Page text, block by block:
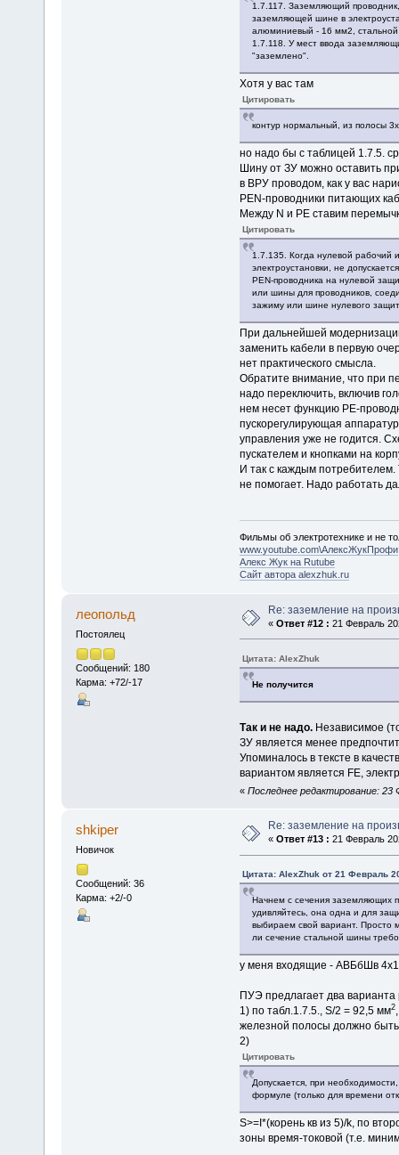
1.7.117. Заземляющий
заземляющей шине в
алюминиевый - 16 мм2,
1.7.118. У мест ввода
"заземлено".
Хотя у вас там
Цитировать
контур нормальный, из полосы
но надо бы с таблицей 1.7.5.
Шину от ЗУ можно оставить
в ВРУ проводом, как у вас
PEN-проводники питающих
Между N и РЕ ставим
Цитировать
1.7.135. Когда нулевой рабочий
электроустановки, не
PEN-проводника на нулевой
или шины для проводников,
зажиму или шине нулевого
При дальнейшей
заменить кабели в первую
нет практического смысла.
Обратите внимание, что при
надо переключить, включив
нем несет функцию РЕ-
пускорегулирующая
управления уже не годится.
пускателем и кнопками на
И так с каждым
не помогает. Надо работать
Фильмы об электротехнике и не
www.youtube.com\АлексЖукПрофи
Алекс Жук на Rutube
Сайт автора alexzhuk.ru
леопольд
Постоялец
Сообщений: 180
Карма: +72/-17
Re: заземление на
« Ответ #12 : 21 Февраль
Цитата: AlexZhuk
Не получится
Так и не надо.Независимое
ЗУ является менее
Упоминалось в тексте в
вариантом является FE,
« Последнее редактирование: 23
shkiper
Новичок
Сообщений: 36
Карма: +2/-0
Re: заземление на
« Ответ #13 : 21 Февраль
Цитата: AlexZhuk от 21 Февраль
Начнем с сечения заземляющих
удивляйтесь, она одна и для
выбираем свой вариант. Просто
ли сечение стальной шины
у меня входящие - АВБбШв
ПУЭ предлагает два варианта
1) по табл.1.7.5., S/2 = 92,5 мм2
железной полосы должно
2)
Цитировать
Допускается, при
формуле (только для времени
S>=I*(корень кв из 5)/k, по
зоны время-токовой (т.е.